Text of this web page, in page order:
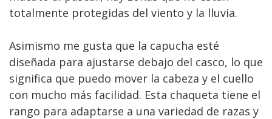
totalmente protegidas del viento y la lluvia.
Asimismo me gusta que la capucha esté
diseñada para ajustarse debajo del casco, lo que
significa que puedo mover la cabeza y el cuello
con mucho más facilidad. Esta chaqueta tiene el
rango para adaptarse a una variedad de razas y